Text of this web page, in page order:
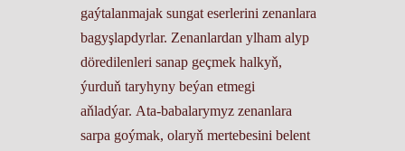
gaýtalanmajak sungat eserlerini zenanlara
bagyşlapdyrlar. Zenanlardan ylham alyp
döredilenleri sanap geçmek halkyň,
ýurduň taryhyny beýan etmegi
aňladýar. Ata-babalarymyz zenanlara
sarpa goýmak, olaryň mertebesini belent